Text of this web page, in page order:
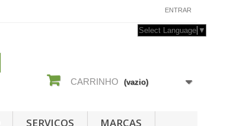
ENTRAR
Select Language ▼
CARRINHO (vazio)
SERVIÇOS MARCAS